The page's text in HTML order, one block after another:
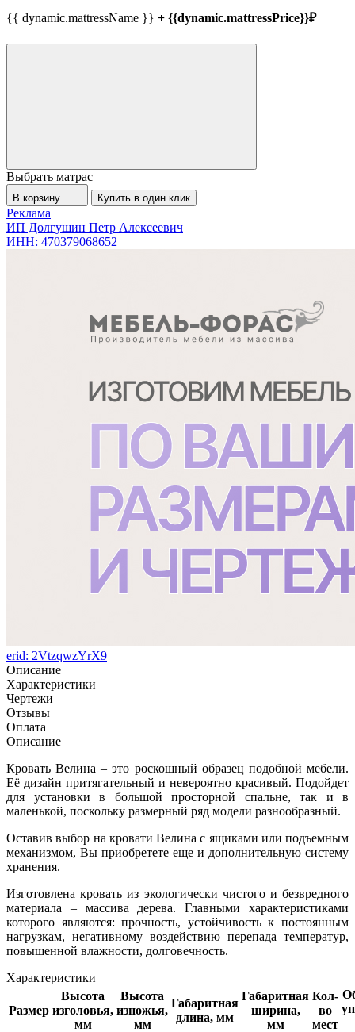
{{ dynamic.mattressName }} + {{dynamic.mattressPrice}}₽
Выбрать матрас
В корзину Купить в один клик
Реклама
ИП Долгушин Петр Алексеевич
ИНН: 470379068652
erid: 2VtzqwzYrX9
Описание
Характеристики
Чертежи
Отзывы
Оплата
Описание
Кровать Велина – это роскошный образец подобной мебели.
Её дизайн притягательный и невероятно красивый. Подойдет
для установки в большой просторной спальне, так и в
маленькой, поскольку размерный ряд модели разнообразный.
Оставив выбор на кровати Велина с ящиками или подъемным
механизмом, Вы приобретете еще и дополнительную систему
хранения.
Изготовлена кровать из экологически чистого и безвредного
материала – массива дерева. Главными характеристиками
которого являются: прочность, устойчивость к постоянным
нагрузкам, негативному воздействию перепада температур,
повышенной влажности, долговечность.
Характеристики
Размер
Высота
изголовья,
мм
Высота
изножья,
мм
Габаритная
длина, мм
Габаритная
ширина,
мм
Кол-
во
мест